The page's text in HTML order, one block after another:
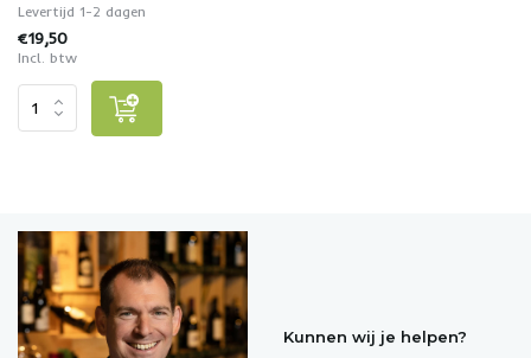
Levertijd 1-2 dagen
€19,50
Incl. btw
Kunnen wij je helpen?